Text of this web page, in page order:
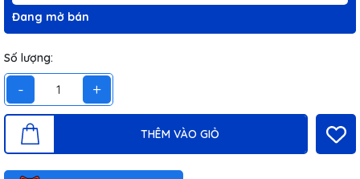
Đang mở bán
Số lượng:
- +
THÊM VÀO GIỎ